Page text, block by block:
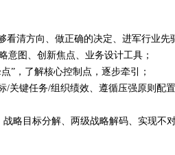
清方向、做正确的决定、进军行业先
意图、创新焦点、业务设计工具；
”，了解核心控制点，逐步牵引；
/关键任务/组织绩效、遵循压强原则配
略目标分解、两级战略解码、实现不